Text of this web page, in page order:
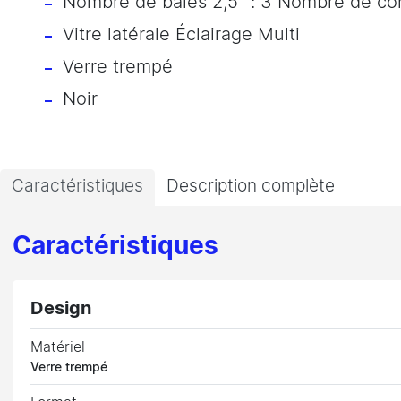
Vitre latérale Éclairage Multi
Verre trempé
Noir
Caractéristiques Description complète
Caractéristiques
Design
Matériel
Verre trempé